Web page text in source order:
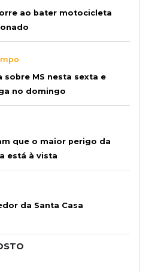
ao bater motocicleta
sobre MS nesta sexta e
no domingo
que o maior perigo da
está à vista
da Santa Casa